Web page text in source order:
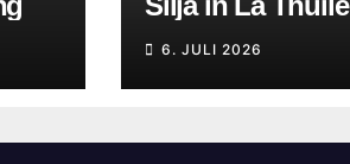
6. JULI 2026